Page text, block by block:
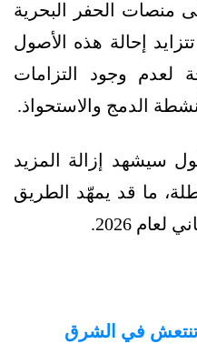
منصات الحفر البحرية
إحالة هذه الأصول
لعدم وجود التزامات
الدمج والاستحواذ.
سيشهد إزالة المزيد
ما قد يمهّد الطريق
2026.
تنتعش في الشرق